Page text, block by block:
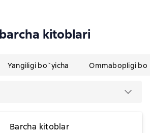
kitoblari
Yangiligi bo`yicha Ommabopligi
Barcha kitoblar
книжки